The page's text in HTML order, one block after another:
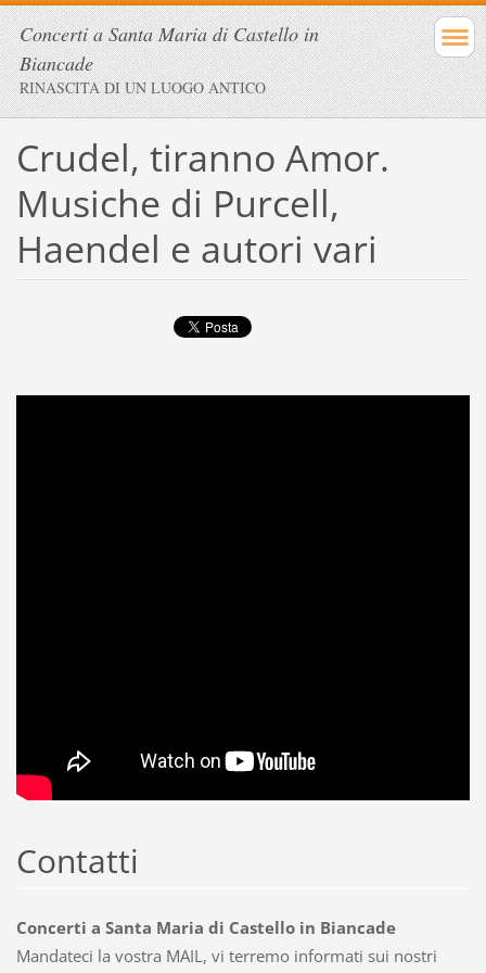
Concerti a Santa Maria di Castello in
Biancade
RINASCITA DI UN LUOGO ANTICO
Crudel, tiranno Amor.
Musiche di Purcell,
Haendel e autori vari
Contatti
Concerti a Santa Maria di Castello in Biancade
Mandateci la vostra MAIL, vi terremo informati sui nostri